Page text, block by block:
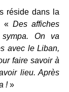
réside dans la
: «Des affiches
sympa. On va
avec le Liban,
faire savoir à
lieu. Après
!»